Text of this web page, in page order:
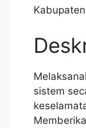
sistem